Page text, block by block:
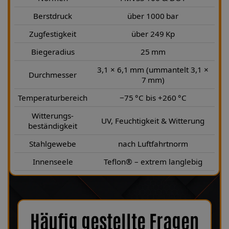
Berstdruck
über 1000 bar
Zugfestigkeit
über 249 Kp
Biegeradius
25 mm
Durchmesser
3,1 × 6,1 mm (ummantelt 3,1 ×
7 mm)
Temperaturbereich
−75 °C bis +260 °C
Witterungs-
beständigkeit
UV, Feuchtigkeit & Witterung
Stahlgewebe
nach Luftfahrtnorm
Innenseele
Teflon® – extrem langlebig
Häufig gestellte Fragen